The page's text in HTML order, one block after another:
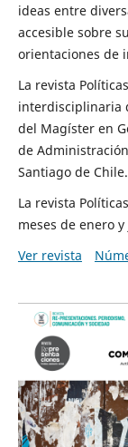
ideas entre
accesible sobre
orientaciones de
La revista
interdisciplinaria
del Magíster en
de
Santiago de Chile.
La revista
meses de enero
Ver revista